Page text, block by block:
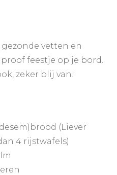
vetten en
feestje op je bord.
zeker blij van!
(Liever
4 rijstwafels)